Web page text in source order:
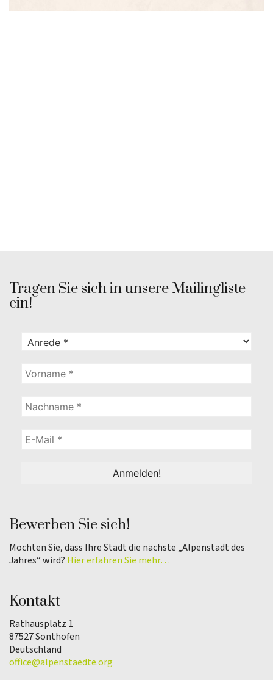
Tragen Sie sich in unsere Mailingliste
ein!
Bewerben Sie sich!
Möchten Sie, dass Ihre Stadt die nächste „Alpenstadt des
Jahres“ wird? Hier erfahren Sie mehr…
Kontakt
Rathausplatz 1
87527 Sonthofen
Deutschland
office@alpenstaedte.org